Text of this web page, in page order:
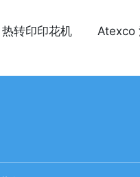
转印印花机 Atexco